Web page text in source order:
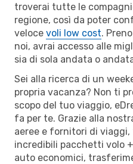
troverai tutte le
regione, così da poter
veloce voli low cost.
noi, avrai accesso alle
sia di sola andata o
Sei alla ricerca di un
propria vacanza? Non ti
scopo del tuo viaggio,
fa per te. Grazie alla
aeree e fornitori di
incredibili pacchetti volo
auto economici,